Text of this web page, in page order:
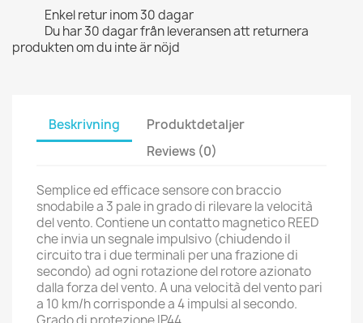
Enkel retur inom 30 dagar
Du har 30 dagar från leveransen att returnera
produkten om du inte är nöjd
Beskrivning
Produktdetaljer
Reviews (0)
Semplice ed efficace sensore con braccio
snodabile a 3 pale in grado di rilevare la velocità
del vento. Contiene un contatto magnetico REED
che invia un segnale impulsivo (chiudendo il
circuito tra i due terminali per una frazione di
secondo) ad ogni rotazione del rotore azionato
dalla forza del vento. A una velocità del vento pari
a 10 km/h corrisponde a 4 impulsi al secondo.